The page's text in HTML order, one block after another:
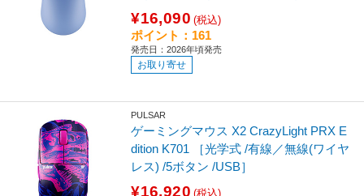
¥16,090 (税込)
ポイント：161
発売日：2026年頃発売
お取り寄せ
PULSAR
ゲーミングマウス X2 CrazyLight PRX E
dition K701 ［光学式 /有線／無線(ワイヤ
レス) /5ボタン /USB］
¥16,920 (税込)